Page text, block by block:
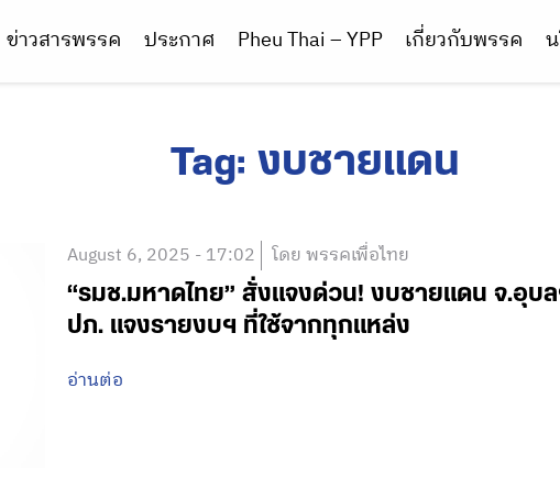
ข่าวสารพรรค ประกาศ Pheu Thai – YPP เกี่ยวกับพรรค
Tag: งบชายแดน
August 6, 2025 - 17:02 โดย พรรคเพื่อไทย
“รมช.มหาดไทย” สั่งแจงด่วน! งบชายแดน จ.อุบ
ปภ. แจงรายงบฯ ที่ใช้จากทุกแหล่ง
อ่านต่อ